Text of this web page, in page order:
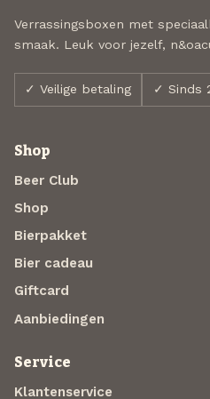
Verrassingsboxen met
smaak. Leuk voor jezelf,
✓ Veilige betaling ✓ Sinds
Shop
Beer Club
Shop
Bierpakket
Bier cadeau
Giftcard
Aanbiedingen
Service
Klantenservice